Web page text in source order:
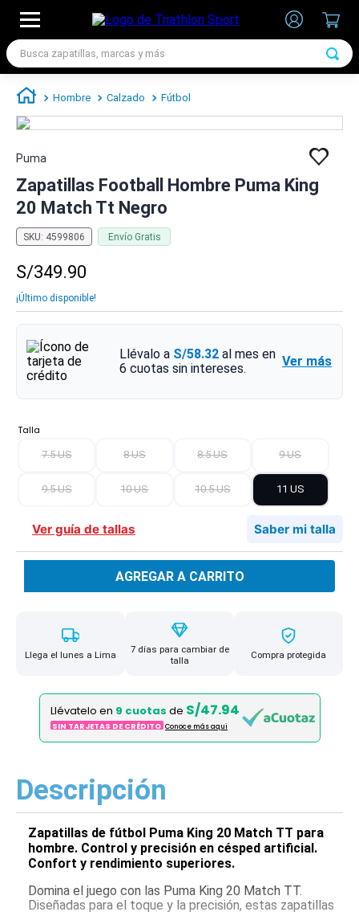
Busca zapatillas, marcas y más
Hombre Calzado Fútbol
Puma
Zapatillas Football Hombre Puma King
20 Match Tt Negro
SKU: 4599806 Envío Gratis
S/349.90
¡Último disponible!
Llévalo a S/58.32 al mes en
6 cuotas sin intereses. Ver más
Talla
7.5 US 8 US 8.5 US 9 US
9.5 US 10 US 10.5 US 11 US
Ver guía de tallas Saber mi talla
AGREGAR A CARRITO
Llega el lunes a Lima
7 días para cambiar de
talla
Compra protegida
Llévatelo en 9 cuotas de S/47.94
SIN TARJETAS DE CRÉDITO Conoce más aqui
Descripción
Zapatillas de fútbol Puma King 20 Match TT para
hombre. Control y precisión en césped artificial.
Confort y rendimiento superiores.
Domina el juego con las Puma King 20 Match TT.
Diseñadas para el toque y la precisión, estas zapatillas
TÉRMINOS MÁS BUSCADOS
1.
3.
4.
chimpunes
zapatillas adidas mujer
6.
zapatillas nike hombre
7. zapatillas nike mujer